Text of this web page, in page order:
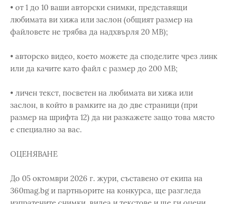
• от 1 до 10 ваши авторски снимки, представящи
любимата ви хижа или заслон (общият размер на
файловете не трябва да надхвърля 20 MB);
• авторско видео, което можете да споделите чрез линк
или да качите като файл с размер до 200 MB;
• личен текст, посветен на любимата ви хижа или
заслон, в който в рамките на до две страници (при
размер на шрифта 12) да ни разкажете защо това място
е специално за вас.
ОЦЕНЯВАНЕ
До 05 октомври 2026 г. жури, съставено от екипа на
360mag.bg и партньорите на конкурса, ще разгледа